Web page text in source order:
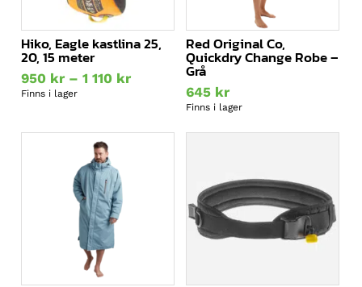
Hiko, Eagle kastlina 25,
20, 15 meter
950 kr – 1 110 krPrisintervall:
110kr
Finns i lager
Red Original Co,
Quickdry Change Robe –
Grå
645 kr
Finns i lager